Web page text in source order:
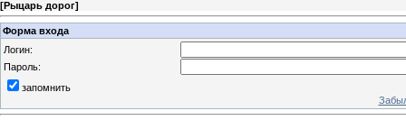
[Рыцарь дорог]
Форма входа
Логин:
Пароль:
запомнить